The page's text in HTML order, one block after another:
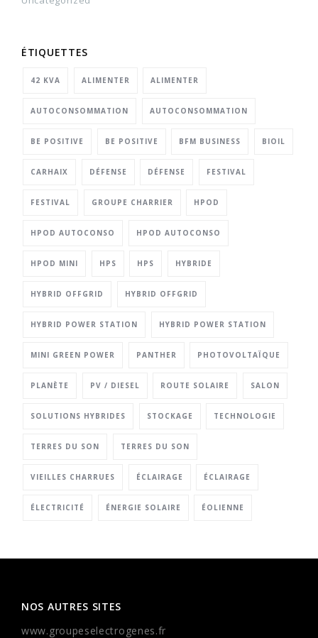
ÉTIQUETTES
42 KVA ALIMENTER ALIMENTER
AUTOCONSOMMATION AUTOCONSOMMATION
BE POSITIVE BE POSITIVE BFM BUSINESS BIOIL
CARHAIX DÉFENSE DÉFENSE FESTIVAL
FESTIVAL GROUPE CHARRIER HPOD
HPOD AUTOCONSO HPOD AUTOCONSO
HPOD MINI HPS HPS HYBRIDE
HYBRID OFFGRID HYBRID OFFGRID
HYBRID POWER STATION HYBRID POWER STATION
MINI GREEN POWER PANTHER PHOTOVOLTAÏQUE
PLANÈTE PV / DIESEL ROUTE SOLAIRE SALON
SOLUTIONS HYBRIDES STOCKAGE TECHNOLOGIE
TERRES DU SON TERRES DU SON
VIEILLES CHARRUES ÉCLAIRAGE ÉCLAIRAGE
ÉLECTRICITÉ ÉNERGIE SOLAIRE ÉOLIENNE
NOS AUTRES SITES
www.groupeselectrogenes.fr